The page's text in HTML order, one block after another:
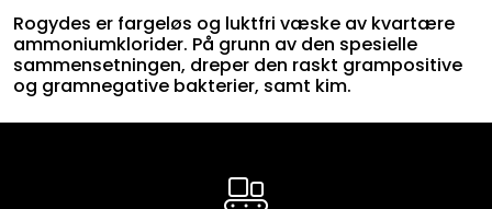
Rogydes er fargeløs og luktfri væske av kvartære
ammoniumklorider. På grunn av den spesielle
sammensetningen, dreper den raskt grampositive
og gramnegative bakterier, samt kim.